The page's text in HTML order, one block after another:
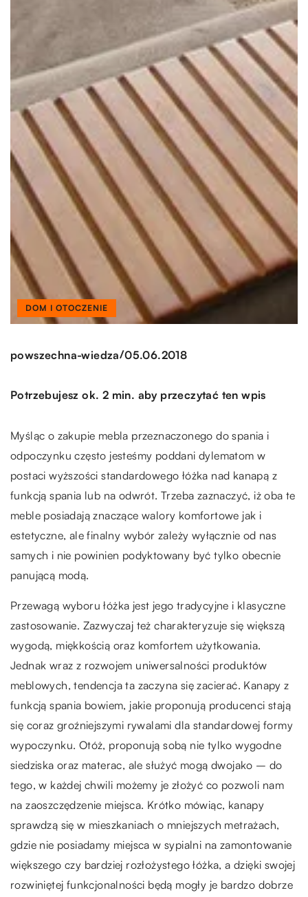
DOM I OTOCZENIE
powszechna-wiedza/05.06.2018
Potrzebujesz ok. 2 min. aby przeczytać ten wpis
Myśląc o zakupie mebla przeznaczonego do spania i
odpoczynku często jesteśmy poddani dylematom w
postaci wyższości standardowego łóżka nad kanapą z
funkcją spania lub na odwrót. Trzeba zaznaczyć, iż oba te
meble posiadają znaczące walory komfortowe jak i
estetyczne, ale finalny wybór zależy wyłącznie od nas
samych i nie powinien podyktowany być tylko obecnie
panującą modą.
Przewagą wyboru łóżka jest jego tradycyjne i klasyczne
zastosowanie. Zazwyczaj też charakteryzuje się większą
wygodą, miękkością oraz komfortem użytkowania.
Jednak wraz z rozwojem uniwersalności produktów
meblowych, tendencja ta zaczyna się zacierać. Kanapy z
funkcją spania bowiem, jakie proponują producenci stają
się coraz groźniejszymi rywalami dla standardowej formy
wypoczynku. Otóż, proponują sobą nie tylko wygodne
siedziska oraz materac, ale służyć mogą dwojako – do
tego, w każdej chwili możemy je złożyć co pozwoli nam
na zaoszczędzenie miejsca. Krótko mówiąc, kanapy
sprawdzą się w mieszkaniach o mniejszych metrażach,
gdzie nie posiadamy miejsca w sypialni na zamontowanie
większego czy bardziej rozłożystego łóżka, a dzięki swojej
rozwiniętej funkcjonalności będą mogły je bardzo dobrze